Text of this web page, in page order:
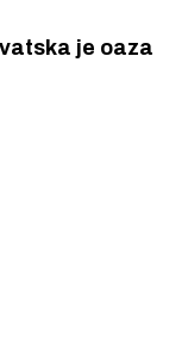
je oaza